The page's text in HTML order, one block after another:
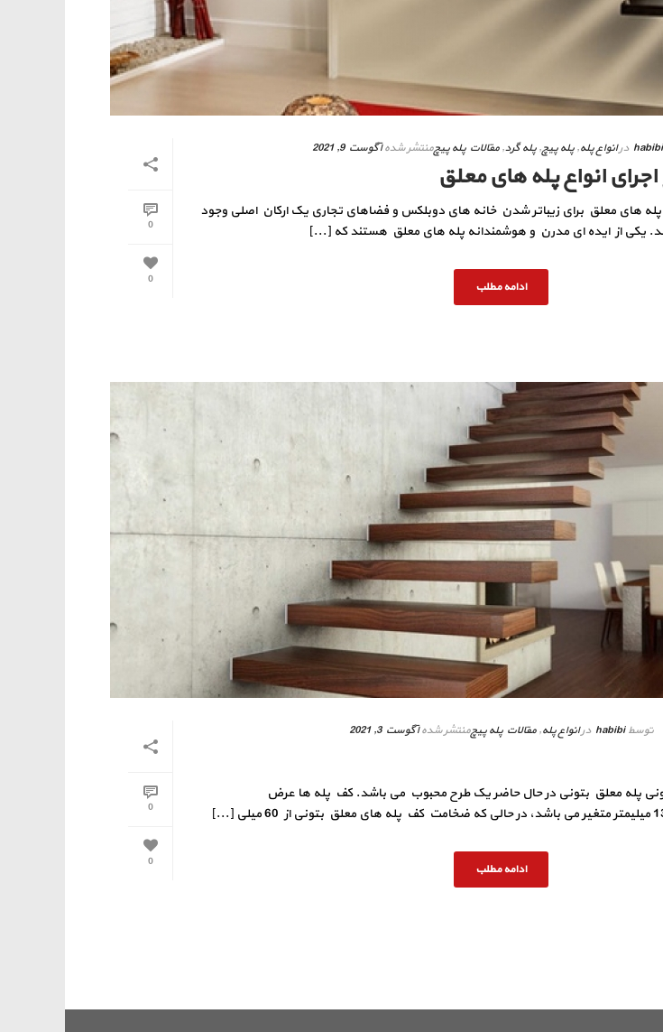
0
0
habibi درانواع پله,پله پیچ,پله گرد,مقالات پله پیچمنتشر شدهآگوست 9, 2021
انواع پله های معلق
پله های معلق برای زیباتر شدن خانه های دوبلکس و فضاهای تجاری یک ارکان اصلی وجود
یکی از ایده ای مدرن و هوشمندانه پله های معلق هستند که [...]
ادامه مطلب
0
0
توسط habibi درانواع پله,مقالات پله پیچمنتشر شده آگوست 3, 2021
پله معلق بتونی در حال حاضر یک طرح محبوب می باشد. کف پله ها عرض
ادامه مطلب